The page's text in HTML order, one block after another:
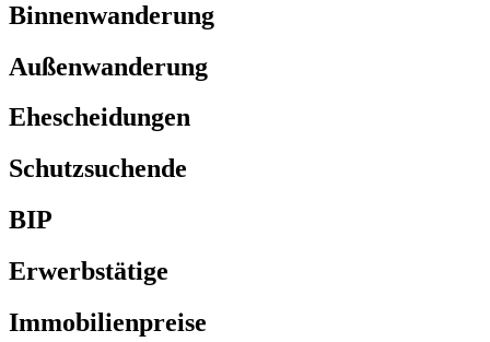
Binnenwanderung
Außenwanderung
Ehescheidungen
Schutzsuchende
BIP
Erwerbstätige
Immobilienpreise